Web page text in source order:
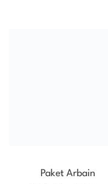
Paket Arbain